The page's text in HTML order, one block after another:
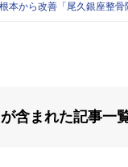
本から改善「尾久銀座整骨
含まれた記事一